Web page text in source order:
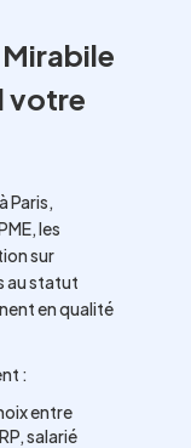
votre
Paris,
les
sur
au statut
en qualité
:
entre
salarié